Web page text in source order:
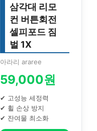
삼각대 리모
컨 버튼회전
셀피포드 짐
벌 1X
아라리 araree
59,000원
✔ 고성능 세정력
✔ 휠 손상 방지
✔ 잔여물 최소화